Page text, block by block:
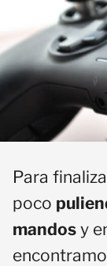
Para
poco
mandos y